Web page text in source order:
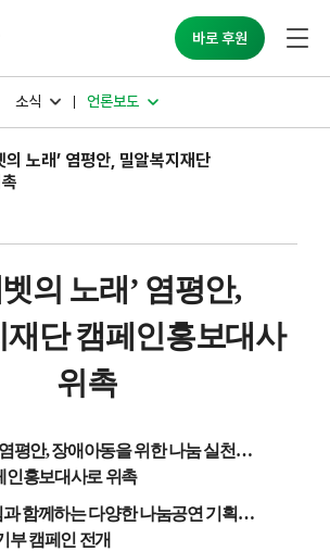
바로 후원
소식 언론보도
노래’ 염평안, 밀알복지재단
의 노래’ 염평안,
재단 캠페인홍보대사
위촉
염평안,장애아동을 위한 나눔 실천…
인홍보대사로 위촉
함께하는 다양한 나눔공연 기획…
부 캠페인 전개